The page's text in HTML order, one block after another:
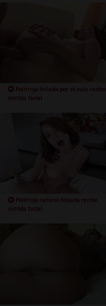
Pelirroja follada por el culo recibe
corrida facial
Pelirroja natural follada recibe
corrida facial